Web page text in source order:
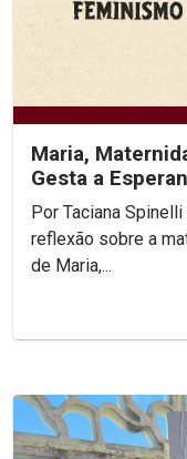
Maria,
Gesta a
Por Taciana Spinelli Gostaria de propor uma breve
reflexão sobre a
de Maria,...